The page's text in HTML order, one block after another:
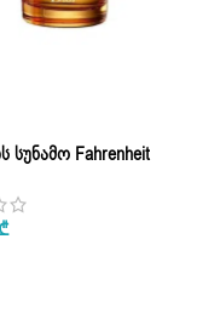
Სუნამო Fahrenheit